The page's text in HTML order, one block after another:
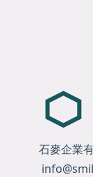
石麥企業